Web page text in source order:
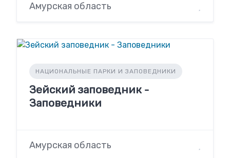
Амурская область
НАЦИОНАЛЬНЫЕ ПАРКИ И ЗАПОВЕДНИКИ
Зейский заповедник -
Заповедники
Амурская область